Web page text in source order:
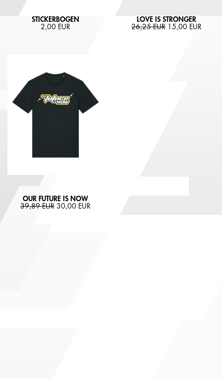
STICKERBOGEN
2,00 EUR
LOVE IS STRONGER
26,25 EUR 15,00 EUR
OUR FUTURE IS NOW
39,89 EUR 30,00 EUR